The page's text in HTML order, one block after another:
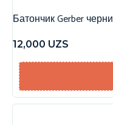
Батончик Gerber
12,000 UZS